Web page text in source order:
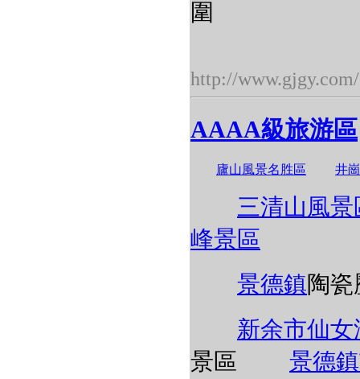
圍
http://www.gjgy.com/
AAAA級旅游區
廬山風景名胜區 井
三清山風景
峰景區
景德鎮陶
新余市仙
景區 景德